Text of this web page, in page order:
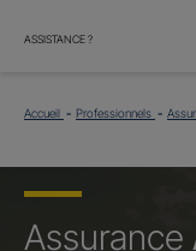
ASSISTANCE ?
Accueil Professionnels
Assurance